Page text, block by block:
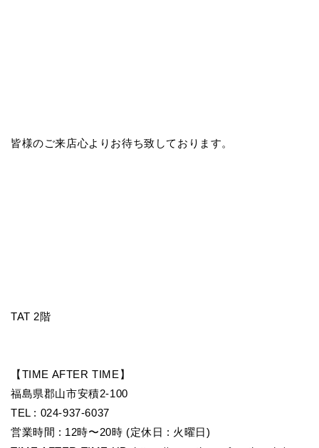
皆様のご来店心よりお待ち致しております。
TAT 2階
【TIME AFTER TIME】
福島県郡山市安積2-100
TEL : 024-937-6037
営業時間 : 12時〜20時 (定休日 : 火曜日)